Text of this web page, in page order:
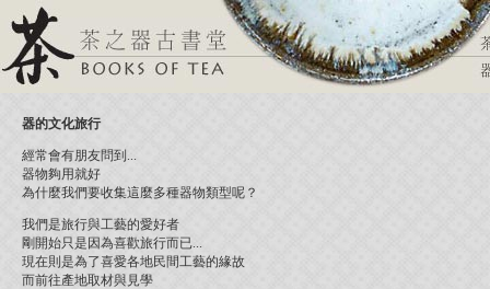
器的文化旅行
經常會有朋友問到...
器物夠用就好
為什麼我們要收集這麼多種器物類型呢？
我們是旅行與工藝的愛好者
剛開始只是因為喜歡旅行而已...
現在則是為了喜愛各地民間工藝的緣故
而前往產地取材與見學